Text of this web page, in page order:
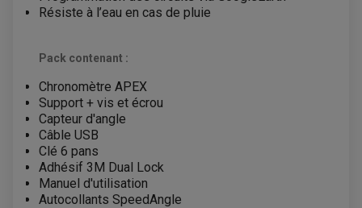
Résiste à l’eau en cas de pluie
Pack contenant :
Chronomètre APEX
Support + vis et écrou
Capteur d'angle
Câble USB
Clé 6 pans
Adhésif 3M Dual Lock
Manuel d'utilisation
Autocollants SpeedAngle